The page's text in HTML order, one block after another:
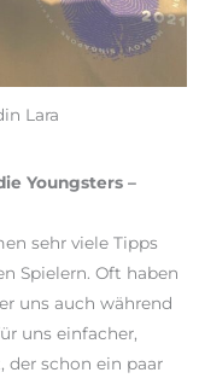
Lara
Youngsters –
sehr viele Tipps
Spielern. Oft haben
uns auch während
uns einfacher,
der schon ein paar